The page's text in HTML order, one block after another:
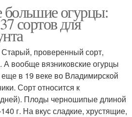
огурцы:
сортов для
проверенный сорт,
А вообще вязниковские огурцы
в 19 веке во Владимирской
Сорт относится к
Плоды черношипые длиной
г. На вкус сладкие, хрустящие,